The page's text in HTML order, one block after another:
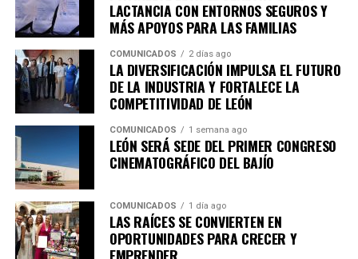
LACTANCIA CON ENTORNOS SEGUROS Y
MÁS APOYOS PARA LAS FAMILIAS
COMUNICADOS 2 días ago
LA DIVERSIFICACIÓN IMPULSA EL FUTURO
DE LA INDUSTRIA Y FORTALECE LA
COMPETITIVIDAD DE LEÓN
COMUNICADOS 1 semana ago
LEÓN SERÁ SEDE DEL PRIMER CONGRESO
CINEMATOGRÁFICO DEL BAJÍO
COMUNICADOS 1 día ago
LAS RAÍCES SE CONVIERTEN EN
OPORTUNIDADES PARA CRECER Y
EMPRENDER